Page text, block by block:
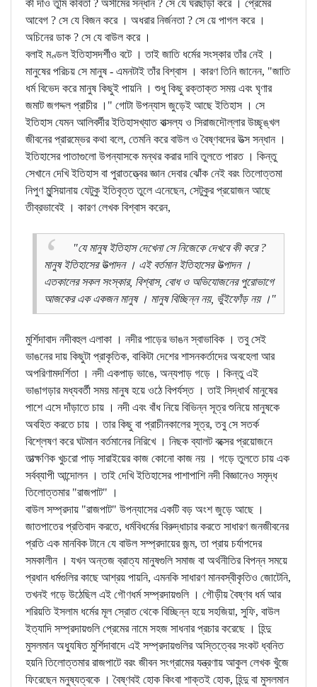
কী দাও তুমি কবিতা ? অসীমের সন্ধান ? সে যে ঘরছাড়া করে । প্রেমের
আবেগ ? সে যে বিজন করে । অধরার নির্জনতা ? সে য়ে পাগল করে ।
অচিনের ডাক ? সে যে বাউল করে ।
বলাই মণ্ডল ইতিহাসদর্শীও বটে । তাই জাতি ধর্মের সংস্কার তাঁর নেই ।
মানুষের পরিচয় সে মানুষ - এমনটাই তাঁর বিশ্বাস । কারণ তিনি জানেন, "জাতি
ধর্ম বিভেদ করে মানুষ কিছুই পায়নি । শুধু কিছু রক্তাক্ত সময় এবং ঘৃণার
জমাট জগদ্দল প্রাচীর ।" গোটা উপন্যাস জুড়েই আছে ইতিহাস । সে
ইতিহাস যেমন আলিবর্দীর ইতিহাসখ্যাত বাত্সল্য ও সিরাজদৌল্লার উচ্ছৃঙ্খল
জীবনের প্রারম্ভের কথা বলে, তেমনি করে বাউল ও বৈষ্ণবদের উত্স সন্ধান ।
ইতিহাসের পাতাগুলো উপন্যাসকে মন্থর করার দাবি তুলতে পারত । কিন্তু
সেখানে দেখি ইতিহাস বা পুরাতত্ত্বের জ্ঞান দেবার ঝোঁক নেই বরং তিলোত্তমা
নিপুণ মুন্সিয়ানায় যেটুকু ইতিবৃত্ত তুলে এনেছেন, সেটুকুর প্রয়োজন আছে
তীব্রভাবেই । কারণ লেখক বিশ্বাস করেন,
"যে মানুষ ইতিহাস দেখেনা সে নিজেকে দেখবে কী করে ?
মানুষ ইতিহাসের উত্পাদন । এই বর্তমান ইতিহাসের উত্পাদন ।
এতকালের সকল সংস্কার, বিশ্বাস, বোধ ও অভিযোজনের পুরোভাগে
আজকের এক একজন মানুষ । মানুষ বিচ্ছিন্ন নয়, ভুঁইফোঁড় নয় ।"
মুর্শিদাবাদ নদীবহুল এলাকা । নদীর পাড়ের ভাঙন স্বাভাবিক । তবু সেই
ভাঙনের দায় কিছুটা প্রাকৃতিক, বাকিটা দেশের শাসনকর্তাদের অবহেলা আর
অপরিণামদর্শিতা । নদী একপাড় ভাঙে, অন্যপাড় গড়ে । কিন্তু এই
ভাঙাগড়ার মধ্যবর্তী সময় মানুষ হয়ে ওঠে বিপর্যস্ত । তাই সিদ্ধার্থ মানুষের
পাশে এসে দাঁড়াতে চায় । নদী এবং বাঁধ নিয়ে বিভিন্ন সূত্র শুনিয়ে মানুষকে
অবহিত করতে চায় । তার কিছু বা প্রাচীনকালের সূত্র, তবু সে সতর্ক
বিশ্লেষণ করে ঘটমান বর্তমানের নিরিখে । নিছক ব্যালট বক্সের প্রয়োজনে
তাত্ক্ষণিক খুচরো পাড় সারাইয়ের কাজ কোনো কাজ নয় । গড়ে তুলতে চায় এক
সর্বব্যাপী আন্দোলন । তাই দেখি ইতিহাসের পাশাপাশি নদী বিজ্ঞানেও সমৃদ্ধ
তিলোত্তমার "রাজপাট" ।
বাউল সম্প্রদায় "রাজপাট" উপন্যাসের একটি বড় অংশ জুড়ে আছে ।
জাতপাতের প্রতিবাদ করতে, ধর্মবিধর্মের বিরুদ্ধাচার করতে সাধারণ জনজীবনের
প্রতি এক মানবিক টানে যে বাউল সম্প্রদায়ের জন্ম, তা প্রায় চর্যাপদের
সমকালীন । যখন অন্তজ ব্রাত্য মানুষগুলি সমাজ বা অর্থনীতির বিপন্ন সময়ে
প্রধান ধর্মগুলির কাছে আশ্রয় পায়নি, এমনকি সাধারণ মানবস্বীকৃতিও জোটেনি,
তখনই গড়ে উঠেছিল এই গৌণধর্ম সম্প্রদায়গুলি । গৌড়ীয় বৈষ্ণব ধর্ম আর
শরিয়তি ইসলাম ধর্মের মূল স্রোত থেকে বিচ্ছিন্ন হয়ে সহজিয়া, সুফি, বাউল
ইত্যাদি সম্প্রদায়গুলি প্রেমের নামে সহজ সাধনার প্রচার করেছে । হিন্দু
মুসলমান অধ্যুষিত মুর্শিদাবাদে এই সম্প্রদায়গুলির অস্তিত্বের সংকট ধ্বনিত
হয়নি তিলোত্তমার রাজপাটে বরং জীবন সংগ্রামের যন্ত্রণায় আকুল লেখক খুঁজে
ফিরেছেন মনুষ্যত্বকে । বৈষ্ণবই হোক কিংবা শাক্তই হোক, হিন্দু বা মুসলমান